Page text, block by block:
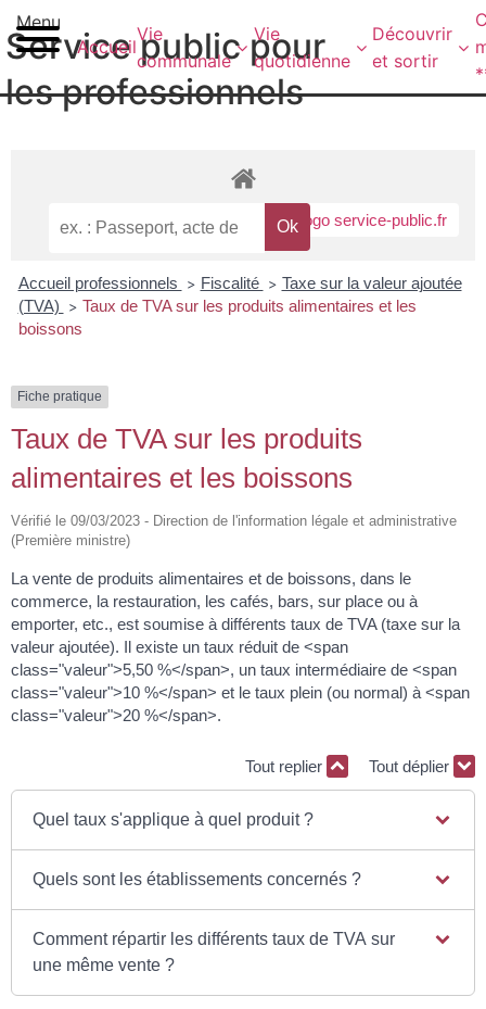
principal
Menu
Accueil
Vie
communale
Vie
quotidienne
Découvrir
et sortir
Service public pour
les professionnels
Accueil professionnels > Fiscalité > Taxe sur la valeur ajoutée
(TVA)
> Taux de TVA sur les produits alimentaires et les
boissons
Fiche pratique
Taux de TVA sur les produits
alimentaires et les boissons
Vérifié le 09/03/2023 - Direction de l'information légale et administrative
(Première ministre)
La vente de produits alimentaires et de boissons, dans le
commerce, la restauration, les cafés, bars, sur place ou à
emporter, etc., est soumise à différents taux de TVA (taxe sur la
valeur ajoutée). Il existe un taux réduit de <span
class="valeur">5,50 %</span>, un taux intermédiaire de <span
class="valeur">10 %</span> et le taux plein (ou normal) à <span
class="valeur">20 %</span>.
Tout replier Tout déplier
Quel taux s'applique à quel produit ?
Quels sont les établissements concernés ?
Comment répartir les différents taux de TVA sur
une même vente ?